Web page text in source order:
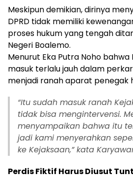
Meskipun demikian, dirinya
DPRD tidak memiliki
proses hukum yang tengah
Negeri Boalemo.
Menurut Eka Putra Noho bahwa
masuk terlalu jauh dalam
menjadi ranah aparat penegak
“Itu sudah masuk ranah
tidak bisa mengintervensi.
menyampaikan bahwa itu
jadi kami menyerahkan
ke Kejaksaan,” kata
Perdis Fiktif Harus Diusut